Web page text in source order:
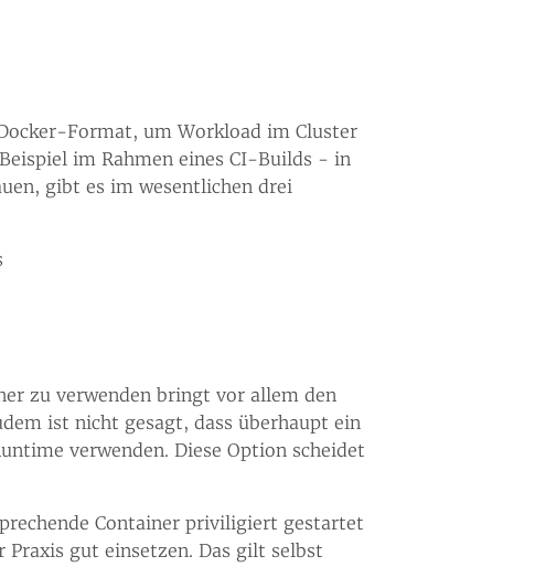
Format, um Workload im Cluster
im Rahmen eines CI-Builds - in
gibt es im wesentlichen drei
zu verwenden bringt vor allem den
ist nicht gesagt, dass überhaupt ein
verwenden. Diese Option scheidet
Container priviligiert gestartet
gut einsetzen. Das gilt selbst